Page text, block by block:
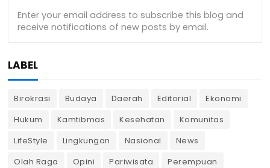
LABEL
Birokrasi Budaya Daerah Editorial
Ekonomi
Hukum
Kamtibmas Kesehatan
Komunitas
LifeStyle
Lingkungan Nasional
News
Olah Raga
Opini Pariwisata
Perempuan